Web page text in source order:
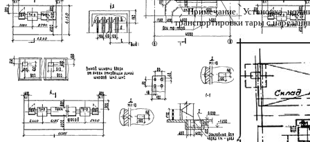
Примечание. Установка
транспортировки тары с